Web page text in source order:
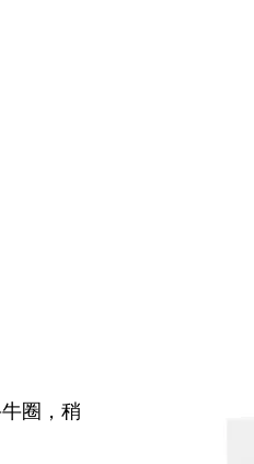
圈，稍